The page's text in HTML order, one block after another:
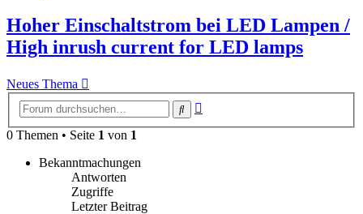
Hoher Einschaltstrom bei LED Lampen /
High inrush current for LED lamps
Neues Thema
Suche
0 Themen • Seite 1 von 1
Bekanntmachungen
Antworten
Zugriffe
Letzter Beitrag